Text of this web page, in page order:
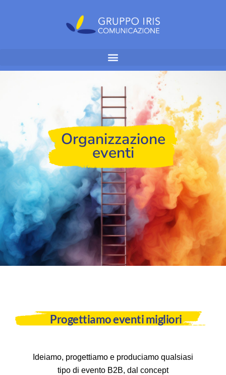
Organizzazione
eventi
Progettiamo eventi migliori
Ideiamo, progettiamo e produciamo qualsiasi
tipo di evento B2B, dal concept